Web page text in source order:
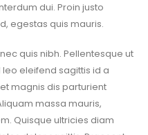
dui. Proin justo
egestas quis mauris.
quis nibh. Pellentesque ut
eleifend sagittis id a
magnis dis parturient
massa mauris,
Quisque ultricies diam